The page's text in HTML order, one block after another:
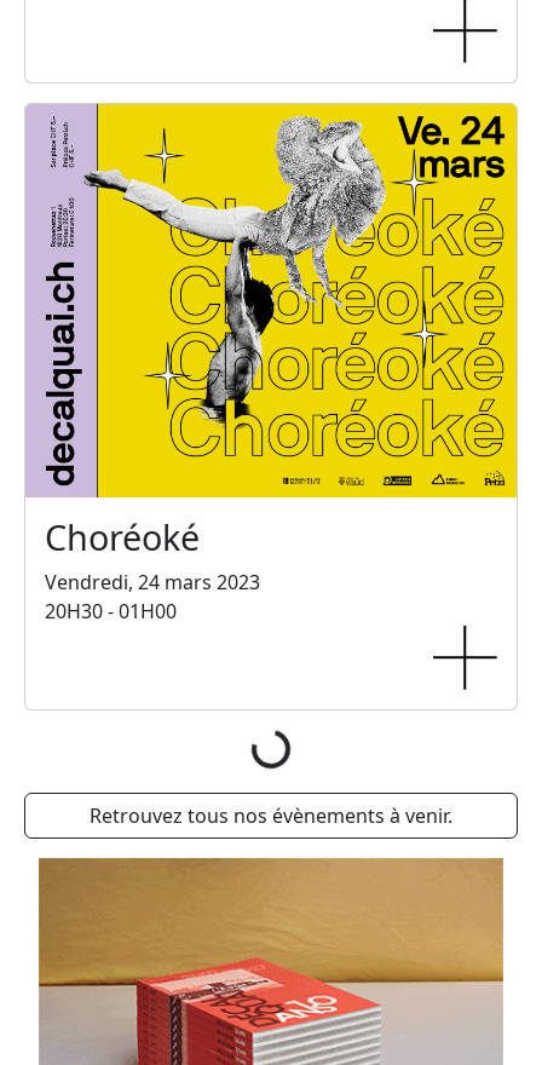
Choréoké
Vendredi, 24 mars 2023
20H30 - 01H00
Chargement...
Retrouvez tous nos évènements à venir.